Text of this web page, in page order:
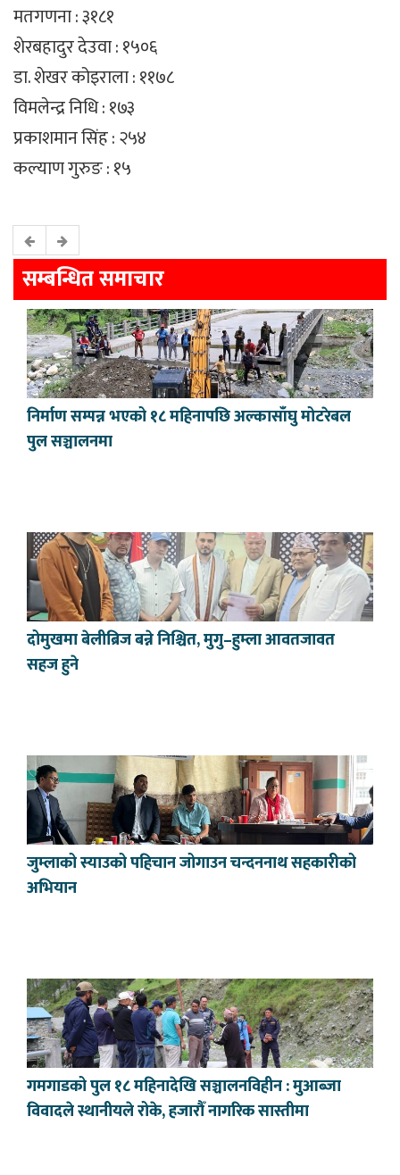
मतगणना : ३१८१
शेरबहादुर देउवा : १५०६
डा. शेखर कोइराला : ११७८
विमलेन्द्र निधि : १७३
प्रकाशमान सिंह : २५४
कल्याण गुरुङ : १५
सम्बन्धित समाचार
निर्माण सम्पन्न भएको १८ महिनापछि अल्कासाँघु मोटरेबल
पुल सञ्चालनमा
दोमुखमा बेलीब्रिज बन्ने निश्चित, मुगु–हुम्ला आवतजावत
सहज हुने
जुम्लाको स्याउको पहिचान जोगाउन चन्दननाथ सहकारीको
अभियान
गमगाडको पुल १८ महिनादेखि सञ्चालनविहीन : मुआब्जा
विवादले स्थानीयले रोके, हजारौँ नागरिक सास्तीमा